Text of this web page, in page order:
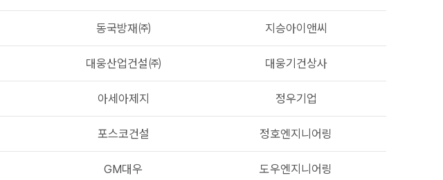
동국방재㈜ 지승아이앤씨
대웅산업건설㈜ 대웅기건상사
아세아제지 정우기업
포스코건설 정호엔지니어링
GM대우 도우엔지니어링